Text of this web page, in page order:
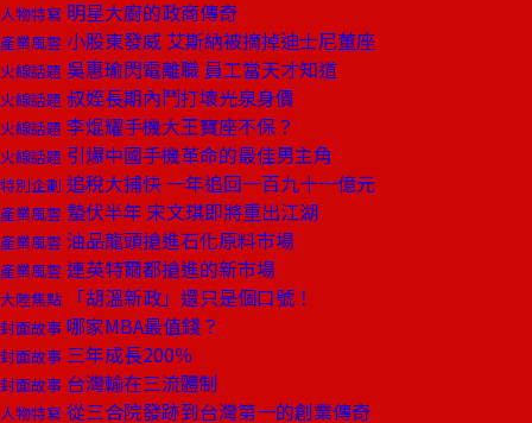
人物特寫 明星大廚的政商傳奇
產業風雲 小股東發威 艾斯納被摘掉迪士尼董座
火線話題 吳惠瑜閃電離職 員工當天才知道
火線話題 叔姪長期內鬥打壞光泉身價
火線話題 李焜耀手機大王寶座不保？
火線話題 引爆中國手機革命的最佳男主角
特別企劃 追稅大捕快 一年追回一百九十一億元
產業風雲 蟄伏半年 宋文琪即將重出江湖
產業風雲 油品龍頭搶進石化原料市場
產業風雲 連英特爾都搶進的新市場
大陸焦點 「胡溫新政」還只是個口號！
封面故事 哪家MBA最值錢？
封面故事 三年成長200％
封面故事 台灣輸在三流體制
人物特寫 從三合院發跡到台灣第一的創業傳奇